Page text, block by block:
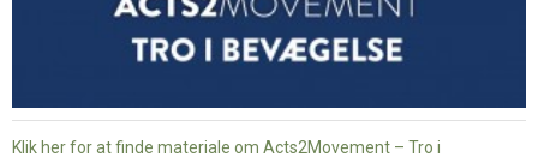
Klik her for at finde materiale om Acts2Movement – Tro i